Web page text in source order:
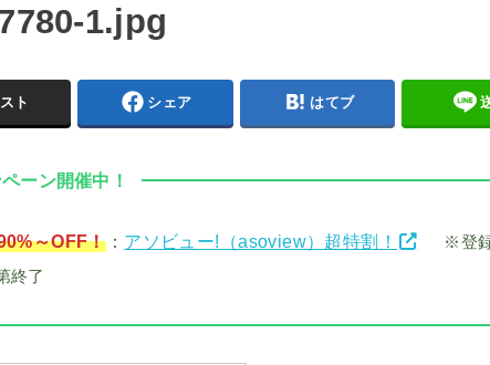
1.jpg
ト シェア はてブ
ーン開催中！
～OFF！： アソビュー!（asoview）超特割！
※登
終了